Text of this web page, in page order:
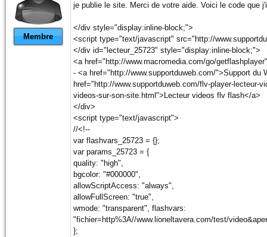
Membre
je publie le site. Merci de votre aide. Voici le code que
</div style="display:inline-block;">
<script type="text/javascript" src="http://
</div id="lecteur_25723" style="display:inline-block;">
<a href="http://www.macromedia.com/go/
- <a href="http://www.supportduweb.com/">Support du
href="http://www.supportduweb.com/flv-player-lecteur-
videos-sur-son-site.html">Lecteur videos flv flash</a>
</div>
<script type="text/javascript">
//<!--
var flashvars_25723 = {};
var params_25723 = {
quality: "high",
bgcolor: "#000000",
allowScriptAccess: "always",
allowFullScreen: "true",
wmode: "transparent", flashvars:
"fichier=http%3A//www.lioneltavera.com/test/
};